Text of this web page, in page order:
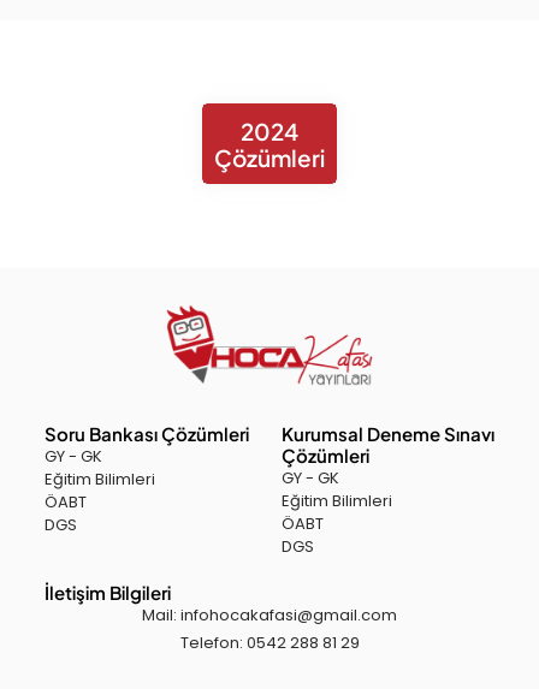
2024
Çözümleri
Soru Bankası Çözümleri
GY - GK
Eğitim Bilimleri
ÖABT
DGS
Kurumsal Deneme Sınavı
Çözümleri
GY - GK
Eğitim Bilimleri
ÖABT
DGS
İletişim Bilgileri
Mail: infohocakafasi@gmail.com
Telefon: 0542 288 81 29